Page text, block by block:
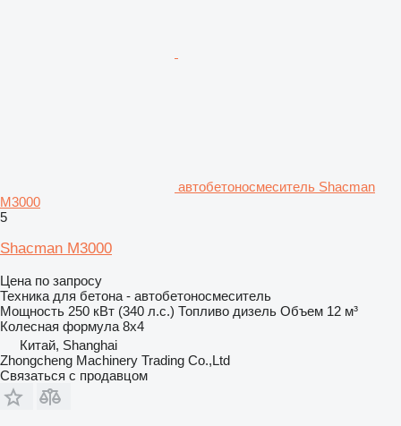
автобетоносмеситель Shacman
M3000
5
Shacman M3000
Цена по запросу
Техника для бетона - автобетоносмеситель
Мощность 250 кВт (340 л.с.) Топливо дизель Объем 12 м³
Колесная формула 8x4
Китай, Shanghai
Zhongcheng Machinery Trading Co.,Ltd
Связаться с продавцом